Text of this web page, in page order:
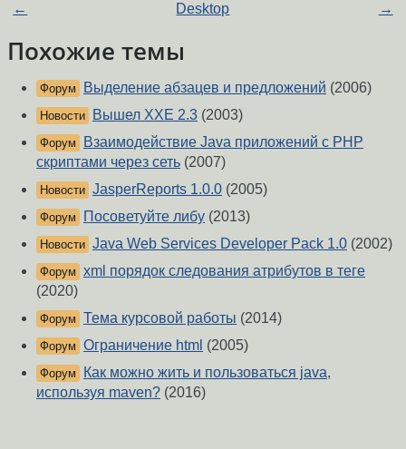
← Desktop →
Похожие темы
Форум Выделение абзацев и предложений (2006)
Новости Вышел XXE 2.3 (2003)
Форум
Взаимодействие Java приложений с PHP
скриптами через сеть (2007)
Новости JasperReports 1.0.0 (2005)
Форум Посоветуйте либу (2013)
Новости Java Web Services Developer Pack 1.0 (2002)
Форум xml порядок следования атрибутов в теге
(2020)
Форум Тема курсовой работы (2014)
Форум Ограничение html (2005)
Форум
Как можно жить и пользоваться java,
используя maven? (2016)